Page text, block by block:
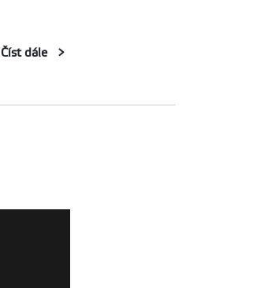
Číst dále